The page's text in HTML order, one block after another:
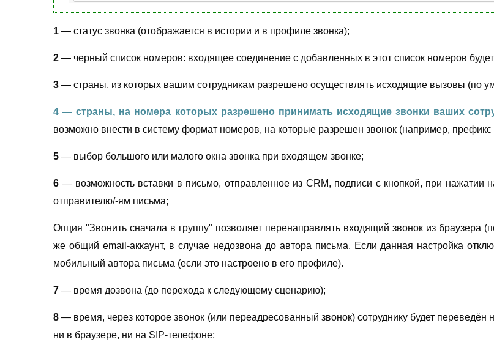
1 — статус звонка (отображается в истории и в профиле звонка);
2 — черный список номеров: входящее соединение с добавленных в этот список номеров
3 — страны, из которых вашим сотрудникам разрешено осуществлять исходящие вызовы (по
4— страны, на номера которых разрешено принимать исходящие звонки ваших
возможно внести в систему формат номеров, на которые разрешен звонок (например, префикс
5 — выбор большого или малого окна звонка при входящем звонке;
6 — возможность вставки в письмо, отправленное из CRM, подписи с кнопкой, при нажатии
отправителю/-ям письма;
Опция "Звонить сначала в группу" позволяет перенаправлять входящий звонок из браузера
же общий email-аккаунт, в случае недозвона до автора письма. Если данная настройка
мобильный автора письма (если это настроено в его профиле).
7 — время дозвона (до перехода к следующему сценарию);
8— время, через которое звонок (или переадресованный звонок) сотруднику будет
ни в браузере, ни на SIP-телефоне;